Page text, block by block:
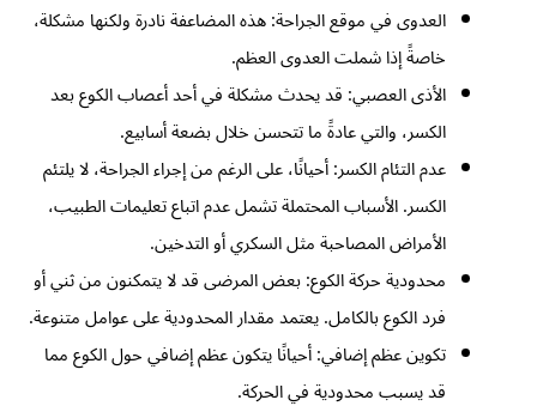
العدوى في موقع الجراحة: هذه المضاعفة نادرة ولكنها مشكلة،
خاصةً إذا شملت العدوى العظم.
الأذى العصبي: قد يحدث مشكلة في أحد أعصاب الكوع بعد
الكسر، والتي عادةً ما تتحسن خلال بضعة أسابيع.
عدم التئام الكسر: أحيانًا، على الرغم من إجراء الجراحة، لا يلتئم
الكسر. الأسباب المحتملة تشمل عدم اتباع تعليمات الطبيب،
الأمراض المصاحبة مثل السكري أو التدخين.
محدودية حركة الكوع: بعض المرضى قد لا يتمكنون من ثني أو
فرد الكوع بالكامل. يعتمد مقدار المحدودية على عوامل متنوعة.
تكوين عظم إضافي: أحيانًا يتكون عظم إضافي حول الكوع مما
قد يسبب محدودية في الحركة.